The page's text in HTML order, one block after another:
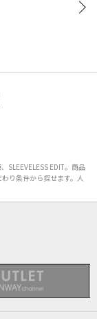
SLEEVELESS EDIT。商品
り条件から探せます。人